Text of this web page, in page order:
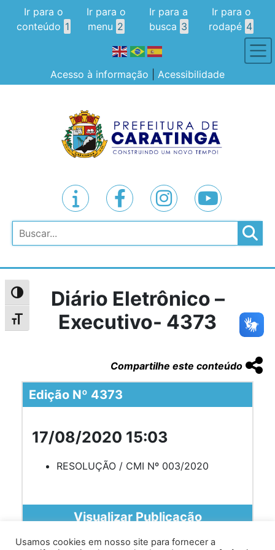
Alternar alto contraste
Alternar tamanho da fonte
Ir para o
conteúdo 1
Ir para o
menu 2
Ir para a
busca 3
Ir para o
rodapé 4
Acesso à informação Acessibilidade
Pesquisar
Diário Eletrônico –
Executivo- 4373
Compartilhe este conteúdo
Edição Nº 4373
17/08/2020 15:03
RESOLUÇÃO / CMI Nº 003/2020
Visualizar Publicação
Usamos cookies em nosso site para fornecer a